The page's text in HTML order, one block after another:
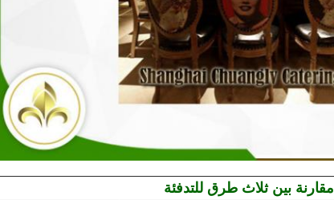
مقارنة بين ثلاث طرق للتدفئة